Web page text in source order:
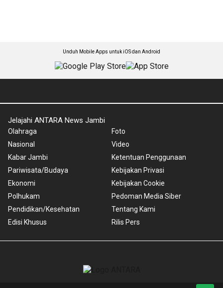
Unduh Mobile Apps untuk iOS dan Android
Jelajahi ANTARA News Jambi
Olahraga
Nasional
Kabar Jambi
Pariwisata/Budaya
Ekonomi
Polhukam
Pendidikan/Kesehatan
Edisi Khusus
Foto
Video
Ketentuan Penggunaan
Kebijakan Privasi
Kebijakan Cookie
Pedoman Media Siber
Tentang Kami
Rilis Pers